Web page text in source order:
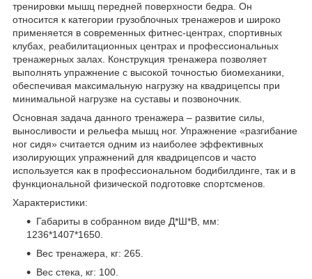
тренировки мышц передней поверхности бедра. Он
относится к категории грузоблочных тренажеров и широко
применяется в современных фитнес-центрах, спортивных
клубах, реабилитационных центрах и профессиональных
тренажерных залах. Конструкция тренажера позволяет
выполнять упражнение с высокой точностью биомеханики,
обеспечивая максимальную нагрузку на квадрицепсы при
минимальной нагрузке на суставы и позвоночник.
Основная задача данного тренажера – развитие силы,
выносливости и рельефа мышц ног. Упражнение «разгибание
ног сидя» считается одним из наиболее эффективных
изолирующих упражнений для квадрицепсов и часто
используется как в профессиональном бодибилдинге, так и в
функциональной физической подготовке спортсменов.
Характеристики:
Габариты в собранном виде Д*Ш*В, мм:
1236*1407*1650.
Вес тренажера, кг: 265.
Вес стека, кг: 100.